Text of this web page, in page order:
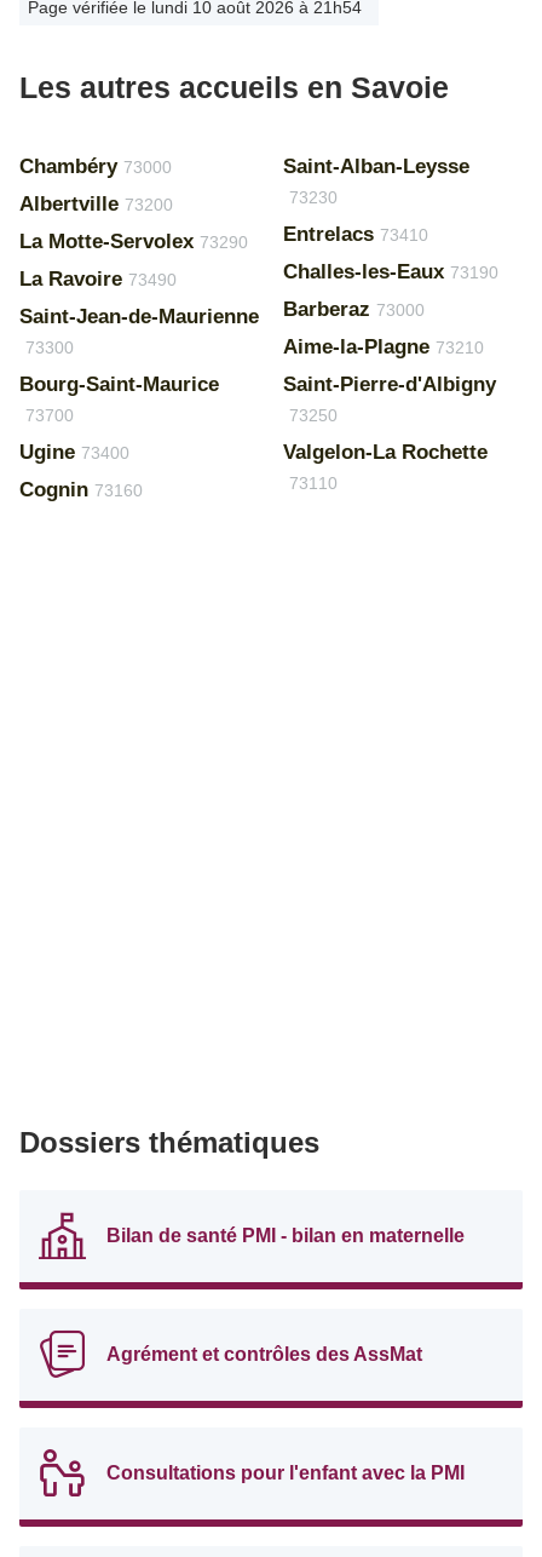
Page vérifiée le lundi 10 août 2026 à 21h54
Les autres accueils en Savoie
Chambéry 73000
Albertville 73200
La Motte-Servolex 73290
La Ravoire 73490
Saint-Jean-de-Maurienne
73300
Bourg-Saint-Maurice
73700
Ugine 73400
Cognin 73160
Saint-Alban-Leysse
73230
Entrelacs 73410
Challes-les-Eaux 73190
Barberaz 73000
Aime-la-Plagne 73210
Saint-Pierre-d'Albigny
73250
Valgelon-La Rochette
73110
Dossiers thématiques
Bilan de santé PMI - bilan en maternelle
Agrément et contrôles des AssMat
Consultations pour l'enfant avec la PMI